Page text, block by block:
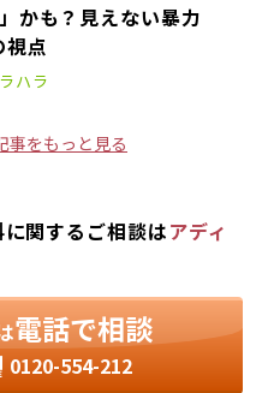
かも？見えない暴力
点
ハラ
事をもっと見る
関するご相談はアディ
電話で相談
0120-554-212